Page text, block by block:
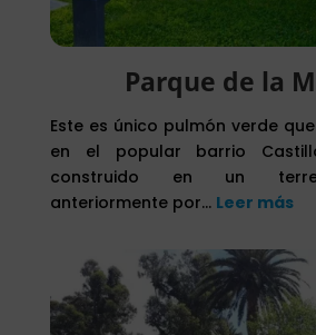
Parque de la
Este es único pulmón verde
en el popular barrio
construido en un
anteriormente por… Leer más